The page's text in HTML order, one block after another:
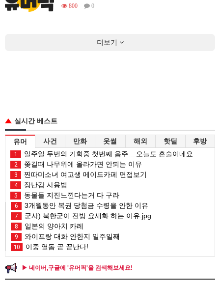
800
0
더보기
실시간 베스트
유머 사건 만화 웃썰 해외 핫딜 후방
1 일주일 두번의 기회중 첫번째 음주....오늘도 혼술이네요
2 쫒길때 나무위에 올라가면 안되는 이유
3 찐따미소녀 여고생 메이드카페 면접보기
4 장난감 사용법
5 동물들 지진느낀다는거 다 구라
6 3개월동안 복권 당첨금 수령을 안한 이유
7 군사) 북한군이 전방 요새화 하는 이유.jpg
8 일본의 양아치 카레
9 와이프랑 대화 안한지 일주일째
10 이중 열돔 곧 끝난다!
▶ 네이버,구글에 '유머픽'을 검색해보세요!